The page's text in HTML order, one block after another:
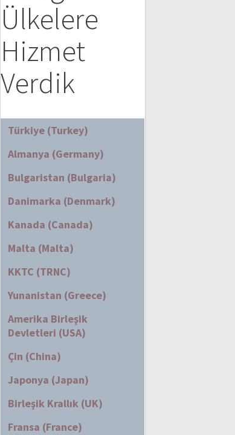
Ülkelere
Hizmet
Verdik
Türkiye (Turkey)
Almanya (Germany)
Bulgaristan (Bulgaria)
Danimarka (Denmark)
Kanada (Canada)
Malta (Malta)
KKTC (TRNC)
Yunanistan (Greece)
Amerika Birleşik
Devletleri (USA)
Çin (China)
Japonya (Japan)
Birleşik Krallık (UK)
Fransa (France)